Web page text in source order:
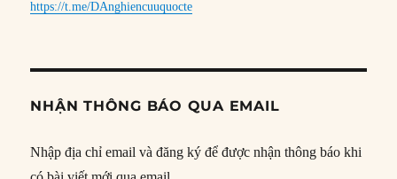
https://t.me/DAnghiencuuquocte
NHẬN THÔNG BÁO QUA EMAIL
Nhập địa chỉ email và đăng ký để được nhận thông báo khi